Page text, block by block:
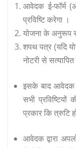
आवेदक ई-फॉर्म
प्रविष्टि करेगा ।
योजना के अनुरूप
शपथ पत्र (यदि
नोटरी से
इसके बाद आवेदक
सभी
प्रकार कि त्रुटि
आवेदक द्वारा